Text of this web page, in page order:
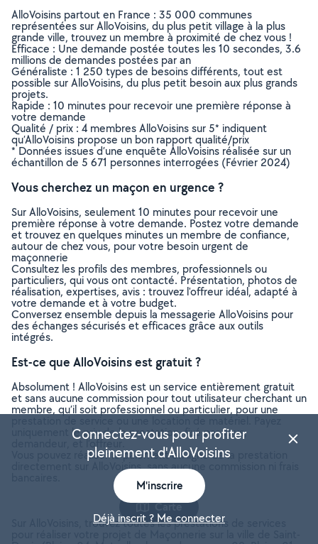
AlloVoisins partout en France : 35 000 communes
représentées sur AlloVoisins, du plus petit village à la plus
grande ville, trouvez un membre à proximité de chez vous !
Efficace : Une demande postée toutes les 10 secondes, 3.6
millions de demandes postées par an
Généraliste : 1 250 types de besoins différents, tout est
possible sur AlloVoisins, du plus petit besoin aux plus grands
projets.
Rapide : 10 minutes pour recevoir une première réponse à
votre demande
Qualité / prix : 4 membres AlloVoisins sur 5* indiquent
qu’AlloVoisins propose un bon rapport qualité/prix
* Données issues d’une enquête AlloVoisins réalisée sur un
échantillon de 5 671 personnes interrogées (Février 2024)
Vous cherchez un maçon en urgence ?
Sur AlloVoisins, seulement 10 minutes pour recevoir une
première réponse à votre demande. Postez votre demande
et trouvez en quelques minutes un membre de confiance,
autour de chez vous, pour votre besoin urgent de
maçonnerie
Consultez les profils des membres, professionnels ou
particuliers, qui vous ont contacté. Présentation, photos de
réalisation, expertises, avis : trouvez l'offreur idéal, adapté à
votre demande et à votre budget.
Conversez ensemble depuis la messagerie AlloVoisins pour
des échanges sécurisés et efficaces grâce aux outils
intégrés.
Est-ce que AlloVoisins est gratuit ?
Absolument ! AlloVoisins est un service entièrement gratuit
et sans aucune commission pour tout utilisateur cherchant un
membre, qu’il soit professionnel ou particulier, pour une
uniquement le prix de la prestation, fixé par vous,
demandeur, et l’offreur.
Vous pouvez réaliser le paiement en ligne de la prestation
directement sur AlloVoisins, sans aucune commission ni frais
Sur AlloVoisins, trouvez toutes les prestations de services
Carte
Connectez-vous pour profiter
pleinement d'AlloVoisins
M'inscrire
Déjà inscrit ? Me connecter